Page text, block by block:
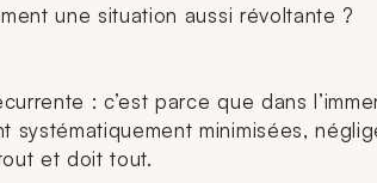
une situation aussi révoltante ?
: c’est parce que dans
systématiquement minimisées,
et doit tout.